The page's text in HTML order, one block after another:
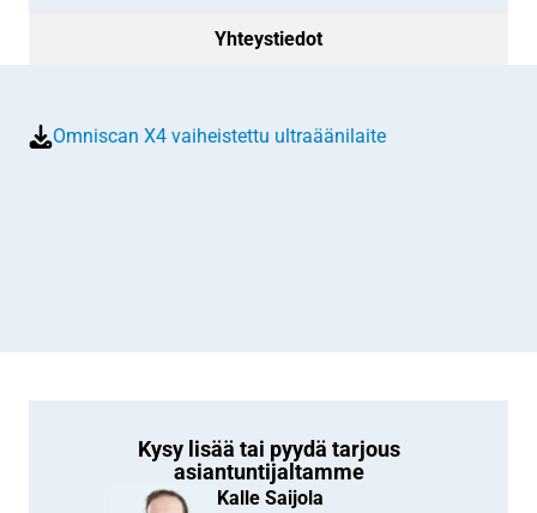
Yhteystiedot
Omniscan X4 vaiheistettu ultraäänilaite
Kysy lisää tai pyydä tarjous
asiantuntijaltamme
Kalle Saijola